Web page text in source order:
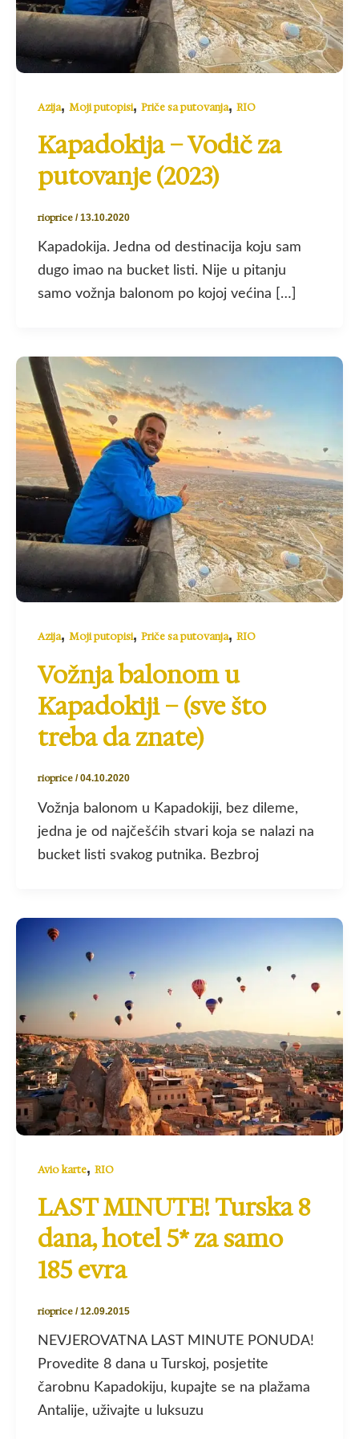
Azija, Moji putopisi, Priče sa putovanja, RIO
Kapadokija – Vodič za
putovanje (2023)
rioprice /13.10.2020
Kapadokija. Jedna od destinacija koju sam
dugo imao na bucket listi. Nije u pitanju
samo vožnja balonom po kojoj većina […]
Azija, Moji putopisi, Priče sa putovanja, RIO
Vožnja balonom u
Kapadokiji – (sve što
treba da znate)
rioprice /04.10.2020
Vožnja balonom u Kapadokiji, bez dileme,
jedna je od najčešćih stvari koja se nalazi na
bucket listi svakog putnika. Bezbroj
Avio karte, RIO
LAST MINUTE! Turska 8
dana, hotel 5* za samo
185 evra
rioprice /12.09.2015
NEVJEROVATNA LAST MINUTE PONUDA!
Provedite 8 dana u Turskoj, posjetite
čarobnu Kapadokiju, kupajte se na plažama
Antalije, uživajte u luksuzu